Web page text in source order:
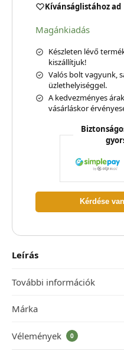
Kívánságlistához ad
Magánkiadás
Készleten lévő
kiszállítjuk!
Valós bolt vagyunk,
üzlethelyiséggel.
A kedvezményes
vásárláskor
Kérdése
Leírás
További információk
Márka
Vélemények 0